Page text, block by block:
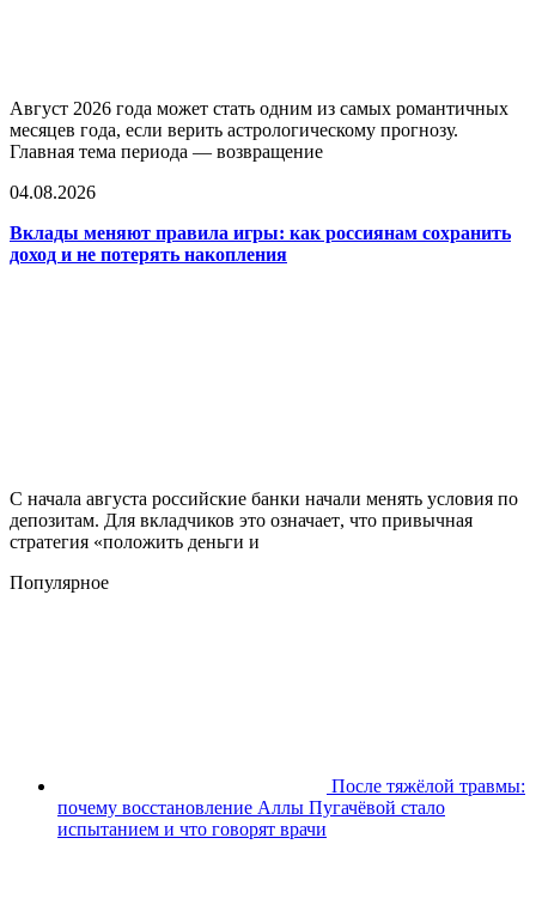
Август 2026 года может стать одним из самых романтичных
месяцев года, если верить астрологическому прогнозу.
Главная тема периода — возвращение
04.08.2026
Вклады меняют правила игры: как россиянам сохранить
доход и не потерять накопления
С начала августа российские банки начали менять условия по
депозитам. Для вкладчиков это означает, что привычная
стратегия «положить деньги и
Популярное
После тяжёлой травмы:
почему восстановление Аллы Пугачёвой стало
испытанием и что говорят врачи